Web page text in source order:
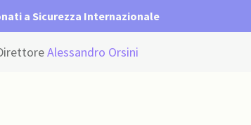
a Sicurezza Internazionale
Alessandro Orsini